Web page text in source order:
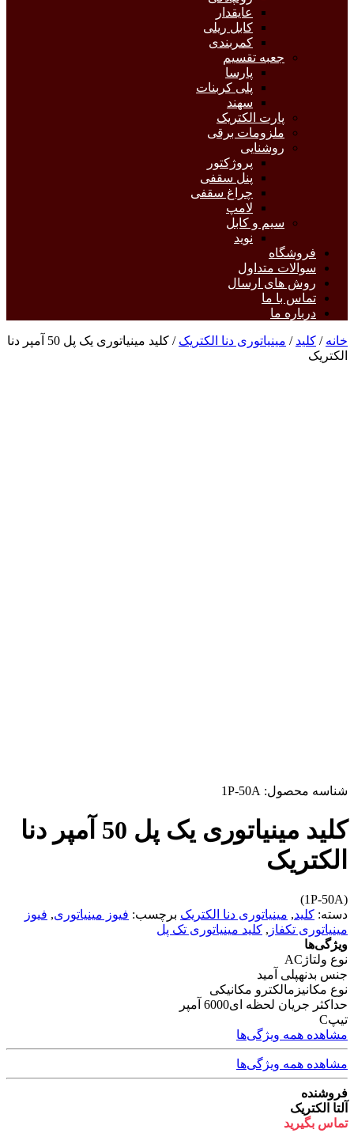
عایقدار
کابل ریلی
کمربندی
جعبه تقسیم
پارسا
پلی کربنات
سهند
پارت الکتریک
ملزومات برقی
روشنایی
پروژکتور
پنل سقفی
چراغ سقفی
لامپ
سیم و کابل
نوید
فروشگاه
سوالات متداول
روش های ارسال
تماس با ما
درباره ما
خانه / کلید / مینیاتوری دنا الکتریک
/ کلید مینیاتوری یک پل 50 آمپر دنا
الکتریک
شناسه محصول: 1P-50A
کلید مینیاتوری یک پل 50 آمپر دنا
الکتریک
(1P-50A)
دسته: کلید, مینیاتوری دنا الکتریک برچسب: فیوز مینیاتوری, فیوز
مینیاتوری تکفاز , کلید مینیاتوری تک پل
ویژگی‌ها
نوع ولتاژ AC
جنس بدنهپلی آمید
نوع مکانیزمالکترو مکانیکی
حداکثر جریان لحظه ای6000 آمپر
تیپC
مشاهده همه ویژگی‌ها
مشاهده همه ویژگی‌ها
فروشنده
آلتا الکتریک
تماس بگیرید